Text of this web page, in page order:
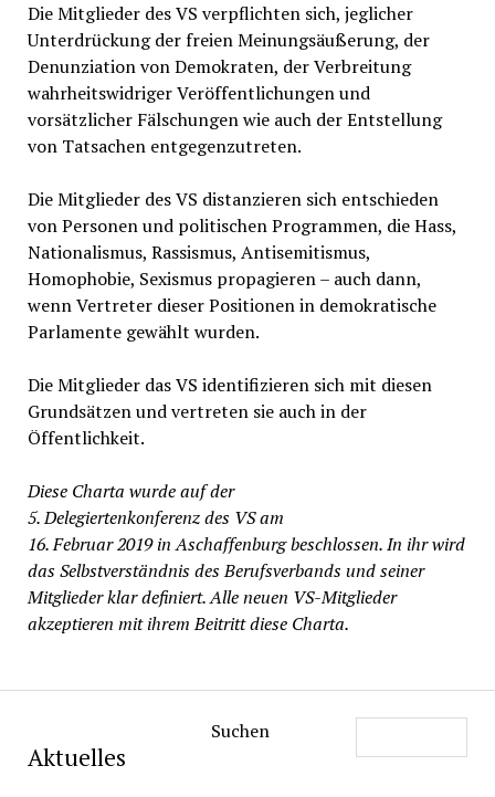
Die Mitglieder des VS verpflichten sich, jeglicher
Unterdrückung der freien Meinungsäußerung, der
Denunziation von Demokraten, der Verbreitung
wahrheitswidriger Veröffentlichungen und
vorsätzlicher Fälschungen wie auch der Entstellung
von Tatsachen entgegenzutreten.
Die Mitglieder des VS distanzieren sich entschieden
von Personen und politischen Programmen, die Hass,
Nationalismus, Rassismus, Antisemitismus,
Homophobie, Sexismus propagieren – auch dann,
wenn Vertreter dieser Positionen in demokratische
Parlamente gewählt wurden.
Die Mitglieder das VS identifizieren sich mit diesen
Grundsätzen und vertreten sie auch in der
Öffentlichkeit.
Diese Charta wurde auf der
5. Delegiertenkonferenz des VS am
16. Februar 2019 in Aschaffenburg beschlossen. In ihr wird
das Selbstverständnis des Berufsverbands und seiner
Mitglieder klar definiert. Alle neuen VS-Mitglieder
akzeptieren mit ihrem Beitritt diese Charta.
Suchen
Aktuelles